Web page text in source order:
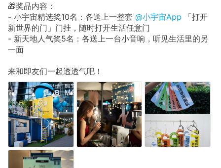
🎁奖品内容：
- 小宇宙精选奖10名：各送上一整套 @小宇宙App
「打开
新世界的门」门挂，随时打开生活任意门
- 新天地人气奖5名：各送上一台小音响，听见生活里的另
一面
来和即友们一起透透气吧！